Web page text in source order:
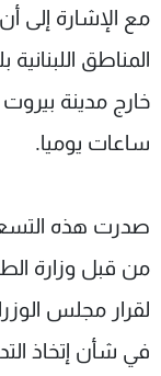
مع الإشارة إلى
ساعات يوميا.
صدرت هذه
في شأن إتخاذ